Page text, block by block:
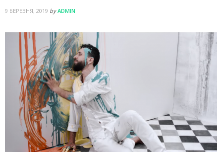
9 БЕРЕЗНЯ, 2019 by ADMIN